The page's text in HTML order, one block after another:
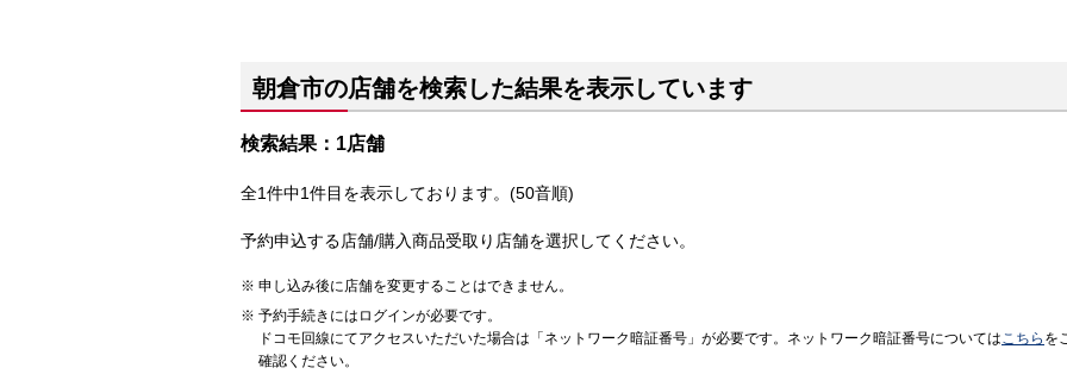
朝倉市の店舗を検索した結果を表示しています
検索結果：1店舗
全1件中1件目を表示しております。(50音順)
予約申込する店舗/購入商品受取り店舗を選択してください。
申し込み後に店舗を変更することはできません。
予約手続きにはログインが必要です。
ドコモ回線にてアクセスいただいた場合は「ネットワーク暗証番号」が必要です。ネットワーク暗証番号についてはこちら を
確認ください。